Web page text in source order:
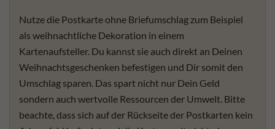
Nutze die Postkarte ohne Briefumschlag zum Beispiel
als weihnachtliche Dekoration in einem
Kartenaufsteller. Du kannst sie auch direkt an Deinen
Weihnachtsgeschenken befestigen und Dir somit den
Umschlag sparen. Das spart nicht nur Dein Geld
sondern auch wertvolle Ressourcen der Umwelt. Bitte
beachte, dass sich auf der Rückseite der Postkarten kein